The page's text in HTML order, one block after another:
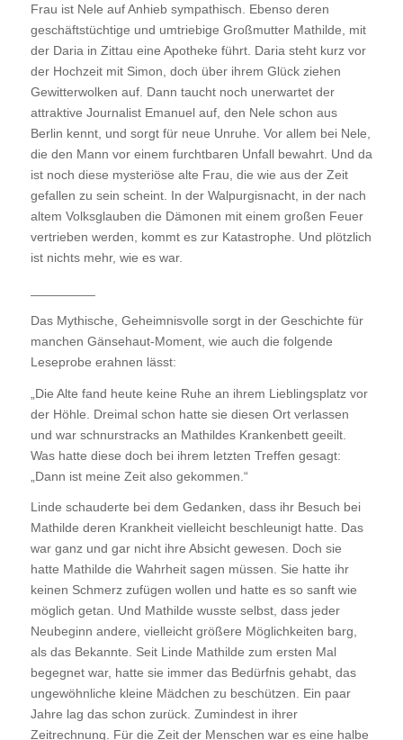
Frau ist Nele auf Anhieb sympathisch. Ebenso deren
geschäftstüchtige und umtriebige Großmutter Mathilde, mit
der Daria in Zittau eine Apotheke führt. Daria steht kurz vor
der Hochzeit mit Simon, doch über ihrem Glück ziehen
Gewitterwolken auf. Dann taucht noch unerwartet der
attraktive Journalist Emanuel auf, den Nele schon aus
Berlin kennt, und sorgt für neue Unruhe. Vor allem bei Nele,
die den Mann vor einem furchtbaren Unfall bewahrt. Und da
ist noch diese mysteriöse alte Frau, die wie aus der Zeit
gefallen zu sein scheint. In der Walpurgisnacht, in der nach
altem Volksglauben die Dämonen mit einem großen Feuer
vertrieben werden, kommt es zur Katastrophe. Und plötzlich
ist nichts mehr, wie es war.
Das Mythische, Geheimnisvolle sorgt in der Geschichte für
manchen Gänsehaut-Moment, wie auch die folgende
Leseprobe erahnen lässt:
„Die Alte fand heute keine Ruhe an ihrem Lieblingsplatz vor
der Höhle. Dreimal schon hatte sie diesen Ort verlassen
und war schnurstracks an Mathildes Krankenbett geeilt.
Was hatte diese doch bei ihrem letzten Treffen gesagt:
„Dann ist meine Zeit also gekommen.“
Linde schauderte bei dem Gedanken, dass ihr Besuch bei
Mathilde deren Krankheit vielleicht beschleunigt hatte. Das
war ganz und gar nicht ihre Absicht gewesen. Doch sie
hatte Mathilde die Wahrheit sagen müssen. Sie hatte ihr
keinen Schmerz zufügen wollen und hatte es so sanft wie
möglich getan. Und Mathilde wusste selbst, dass jeder
Neubeginn andere, vielleicht größere Möglichkeiten barg,
als das Bekannte. Seit Linde Mathilde zum ersten Mal
begegnet war, hatte sie immer das Bedürfnis gehabt, das
ungewöhnliche kleine Mädchen zu beschützen. Ein paar
Jahre lag das schon zurück. Zumindest in ihrer
Zeitrechnung. Für die Zeit der Menschen war es eine halbe